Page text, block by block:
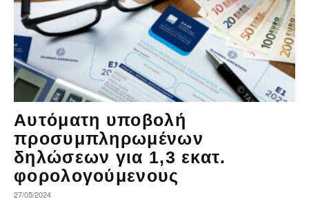
Αυτόματη υποβολή
προσυμπληρωμένων
δηλώσεων για 1,3 εκατ.
φορολογούμενους
27/05/2024